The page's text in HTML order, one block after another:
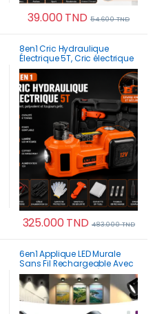
39.000TND 54.600TND
8en1 Cric Hydraulique
Électrique 5T, Cric électrique
Voiture 12V avec Pompe
Gonflable et lumière LED
325.000TND 483.000TND
6en1 Applique LED Murale
Sans Fil Rechargeable Avec
Télécommande – Éclairage
Tactile & Pivotant 360°